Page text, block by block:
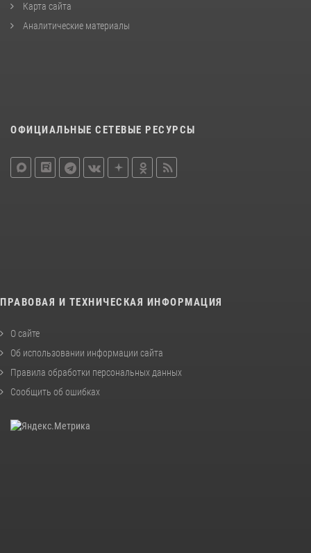
Карта сайта
Аналитические материалы
ОФИЦИАЛЬНЫЕ СЕТЕВЫЕ РЕСУРСЫ
ПРАВОВАЯ И ТЕХНИЧЕСКАЯ ИНФОРМАЦИЯ
О сайте
Об использовании информации сайта
Правила обработки персональных данных
Сообщить об ошибках